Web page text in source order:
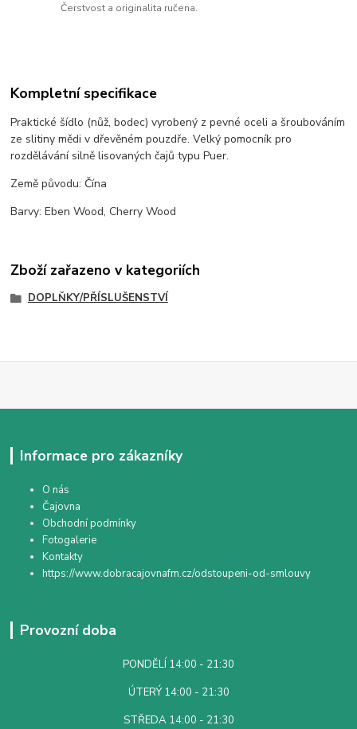
Čerstvost a originalita ručena.
Kompletní specifikace
Praktické šídlo (nůž, bodec) vyrobený z pevné oceli a šroubováním
ze slitiny mědi v dřevěném pouzdře. Velký pomocník pro
rozdělávání silně lisovaných čajů typu Puer.
Země původu: Čína
Barvy: Eben Wood, Cherry Wood
Zboží zařazeno v kategoriích
DOPLŇKY/PŘÍSLUŠENSTVÍ
Informace pro zákazníky
O nás
Čajovna
Obchodní podmínky
Fotogalerie
Kontakty
https://www.dobracajovnafm.cz/odstoupeni-od-smlouvy
Provozní doba
PONDĚLÍ 14:00 - 21:30
ÚTERÝ 14:00 - 21:30
STŘEDA 14:00 - 21:30